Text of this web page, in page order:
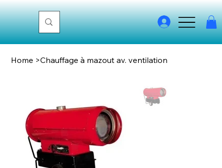
Home >Chauffage à mazout av. ventilation